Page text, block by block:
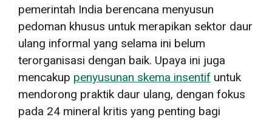
pemerintah India berencana menyusun
pedoman khusus untuk merapikan sektor daur
ulang informal yang selama ini belum
terorganisasi dengan baik. Upaya ini juga
mencakup penyusunan skema insentif untuk
mendorong praktik daur ulang, dengan fokus
pada 24 mineral kritis yang penting bagi